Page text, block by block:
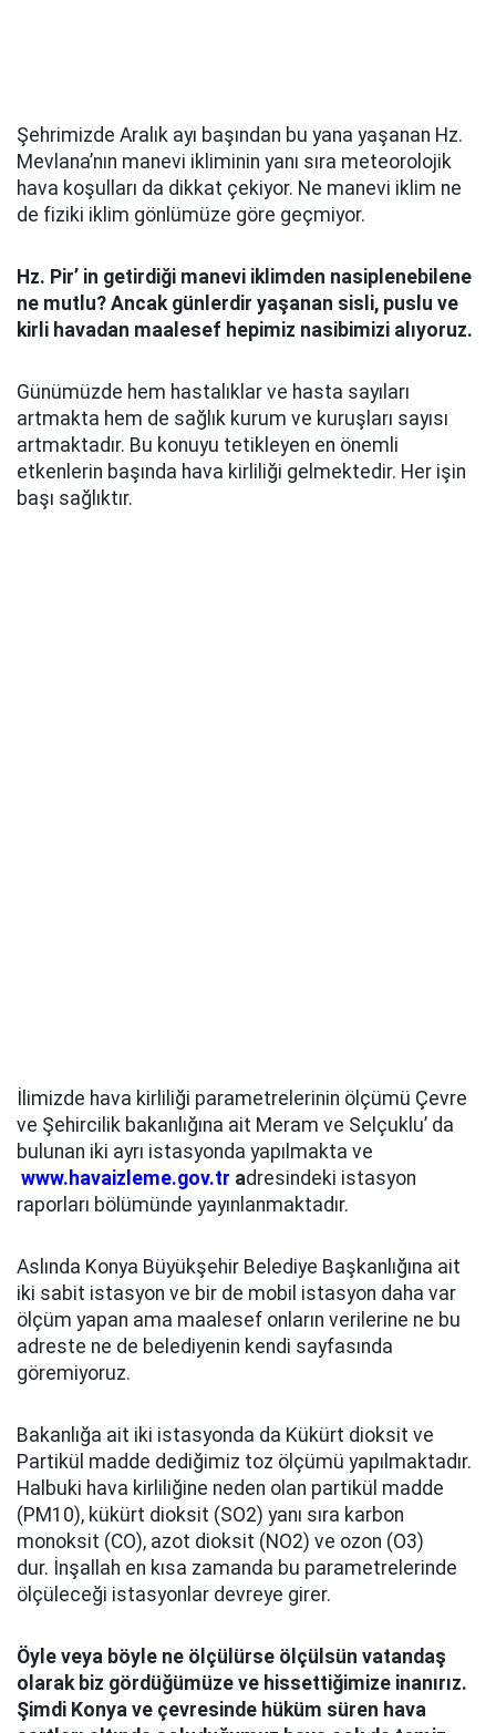
Şehrimizde Aralık ayı başından bu yana yaşanan Hz.
Mevlana’nın manevi ikliminin yanı sıra meteorolojik
hava koşulları da dikkat çekiyor. Ne manevi iklim ne
de fiziki iklim gönlümüze göre geçmiyor.
Hz. Pir’ in getirdiği manevi iklimden nasiplenebilene
ne mutlu? Ancak günlerdir yaşanan sisli, puslu ve
kirli havadan maalesef hepimiz nasibimizi alıyoruz.
Günümüzde hem hastalıklar ve hasta sayıları
artmakta hem de sağlık kurum ve kuruşları sayısı
artmaktadır. Bu konuyu tetikleyen en önemli
etkenlerin başında hava kirliliği gelmektedir. Her işin
başı sağlıktır.
İlimizde hava kirliliği parametrelerinin ölçümü Çevre
ve Şehircilik bakanlığına ait Meram ve Selçuklu’ da
bulunan iki ayrı istasyonda yapılmakta ve
www.havaizleme.gov.tr adresindeki istasyon
raporları bölümünde yayınlanmaktadır.
Aslında Konya Büyükşehir Belediye Başkanlığına ait
iki sabit istasyon ve bir de mobil istasyon daha var
ölçüm yapan ama maalesef onların verilerine ne bu
adreste ne de belediyenin kendi sayfasında
göremiyoruz.
Bakanlığa ait iki istasyonda da Kükürt dioksit ve
Partikül madde dediğimiz toz ölçümü yapılmaktadır.
Halbuki hava kirliliğine neden olan partikül madde
(PM10), kükürt dioksit (SO2) yanı sıra karbon
monoksit (CO), azot dioksit (NO2) ve ozon (O3)
dur. İnşallah en kısa zamanda bu parametrelerinde
ölçüleceği istasyonlar devreye girer.
Öyle veya böyle ne ölçülürse ölçülsün vatandaş
olarak biz gördüğümüze ve hissettiğimize inanırız.
Şimdi Konya ve çevresinde hüküm süren hava